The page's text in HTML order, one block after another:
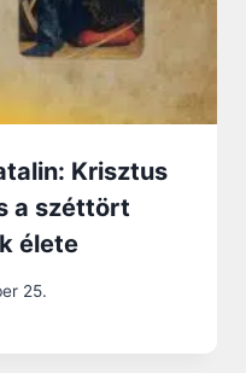
Krisztus
a széttört
élete
25.